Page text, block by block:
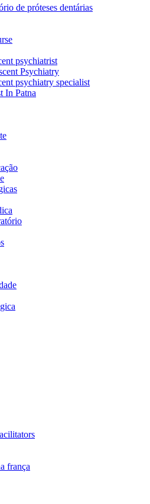
de próteses dentárias
psychiatrist
Psychiatry
psychiatry specialist
In Patna
frança